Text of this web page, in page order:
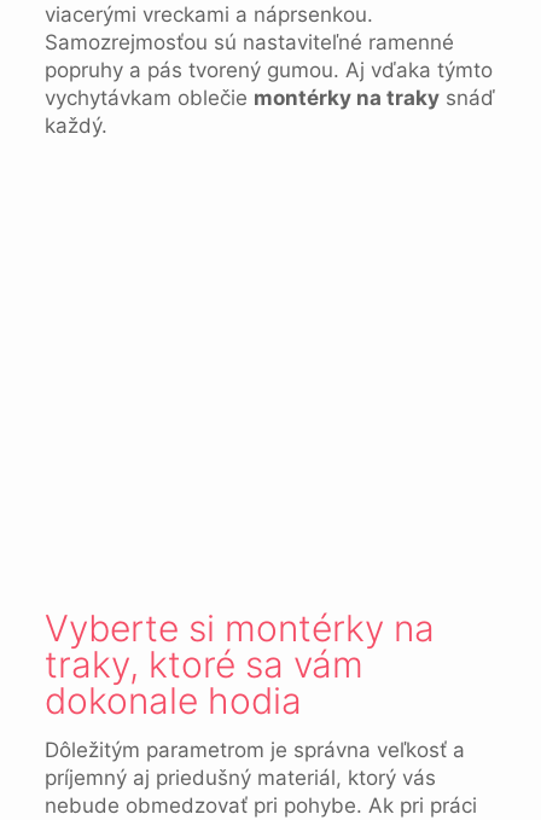
viacerými vreckami a náprsenkou.
Samozrejmosťou sú nastaviteľné ramenné
popruhy a pás tvorený gumou. Aj vďaka týmto
vychytávkam oblečie montérky na trakysnáď
každý.
Vyberte si montérky na
traky, ktoré sa vám
dokonale hodia
Dôležitým parametrom je správna veľkosť a
príjemný aj priedušný materiál, ktorý vás
nebude obmedzovať pri pohybe. Ak pri práci